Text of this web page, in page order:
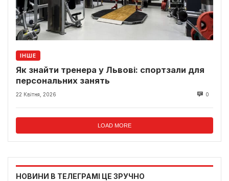
ІНШЕ
Як знайти тренера у Львові: спортзали для
персональних занять
22 Квітня, 2026 0
LOAD MORE
НОВИНИ В ТЕЛЕГРАМІ ЦЕ ЗРУЧНО